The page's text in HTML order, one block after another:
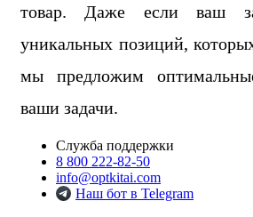
товар. Даже если ваш
уникальных позиций,
мы предложим
ваши задачи.
Служба поддержки
8 800 222-82-50
info@optkitai.com
Наш бот в Telegram